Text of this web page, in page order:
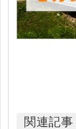
関連記事